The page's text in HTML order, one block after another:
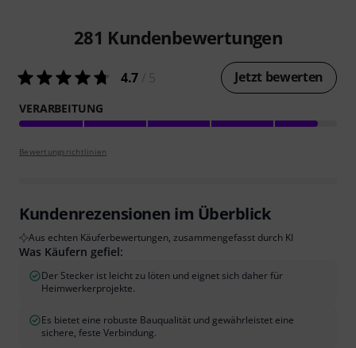
281 Kundenbewertungen
4.7 Jetzt bewerten
VERARBEITUNG
Bewertungsrichtlinien
Kundenrezensionen im Überblick
Aus echten Käuferbewertungen, zusammengefasst durch KI
Was Käufern gefiel:
Der Stecker ist leicht zu löten und eignet sich daher für
Heimwerkerprojekte.
Es bietet eine robuste Bauqualität und gewährleistet eine
sichere, feste Verbindung.